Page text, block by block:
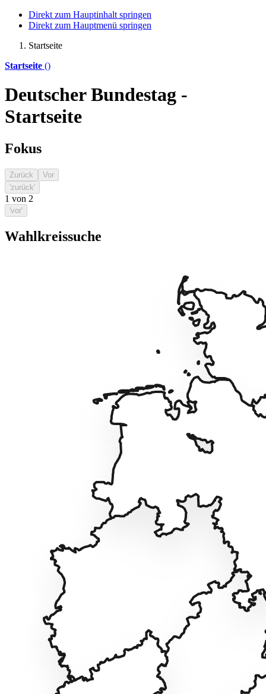
Direkt zum Hauptinhalt springen
Direkt zum Hauptmenü springen
Startseite
Startseite ()
Deutscher Bundestag -
Startseite
Fokus
Zurück
Vor
'zurück'
1 von 2
'vor'
Wahlkreissuche